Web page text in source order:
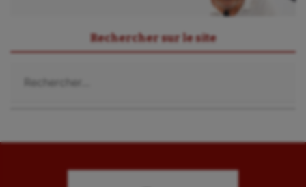
Rechercher sur le site